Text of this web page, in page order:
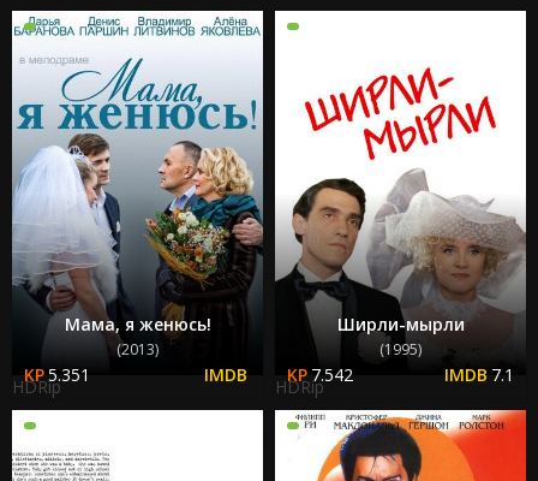
Мама, я женюсь!
(2013)
5.351
HDRip
Ширли-мырли
(1995)
7.542 7.1
HDRip